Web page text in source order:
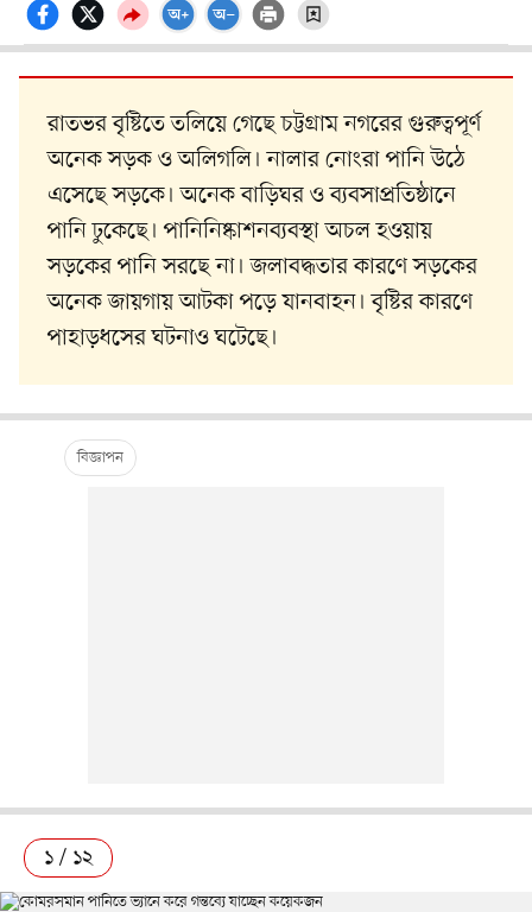
রাতভর বৃষ্টিতে তলিয়ে গেছে চট্টগ্রাম নগরের গুরুত্বপূর্ণ
অনেক সড়ক ও অলিগলি। নালার নোংরা পানি উঠে
এসেছে সড়কে। অনেক বাড়িঘর ও ব্যবসাপ্রতিষ্ঠানে
পানি ঢুকেছে। পানিনিষ্কাশনব্যবস্থা অচল হওয়ায়
সড়কের পানি সরছে না। জলাবদ্ধতার কারণে সড়কের
অনেক জায়গায় আটকা পড়ে যানবাহন। বৃষ্টির কারণে
পাহাড়ধসের ঘটনাও ঘটেছে।
১ / ১২